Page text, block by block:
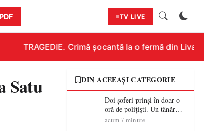
TV LIVE
TRAGEDIE. Crimă șocantă la o fermă din
Satu
DIN ACEEAȘI CATEGORIE
Doi șoferi prinși în doar o
oră de polițiști. Un tânăr
conducea băut, iar un
acum 7 minute